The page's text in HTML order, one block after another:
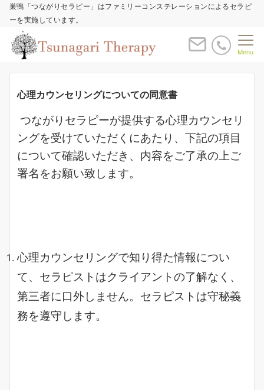
巣鴨「つながりセラピー」はファミリーコンステレーションによるセラピ
ーを実施しています。
Menu
心理カウンセリングについての同意書
つながりセラピーが提供する心理カウンセリ
ングを受けていただくにあたり、下記の項目
について確認いただき、内容をご了承の上ご
署名をお願い致します。
心理カウンセリングで知り得た情報につい
て、セラピストはクライアントの了解なく、
第三者に口外しません。セラピストは守秘義
務を遵守します。